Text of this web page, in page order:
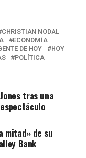
CHRISTIAN NODAL
ECONOMÍA
DE HOY
HOY
POLÍTICA
tras una
mitad» de su
Bank